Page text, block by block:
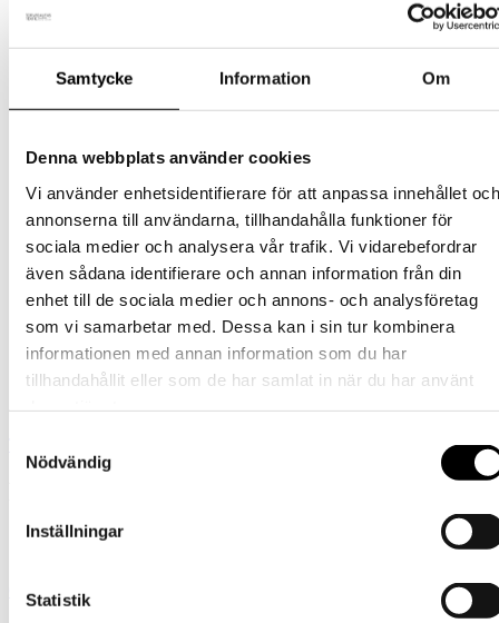
Samtycke Information Om
Denna webbplats använder cookies
Vi använder enhetsidentifierare för att anpassa innehållet och
annonserna till användarna, tillhandahålla funktioner för
sociala medier och analysera vår trafik. Vi vidarebefordrar
även sådana identifierare och annan information från din
enhet till de sociala medier och annons- och analysföretag
som vi samarbetar med. Dessa kan i sin tur kombinera
informationen med annan information som du har
tillhandahållit eller som de har samlat in när du har använt
Nödvändig
Inställningar
Statistik
Så länge lagret räcker
Gå till erbjudanden